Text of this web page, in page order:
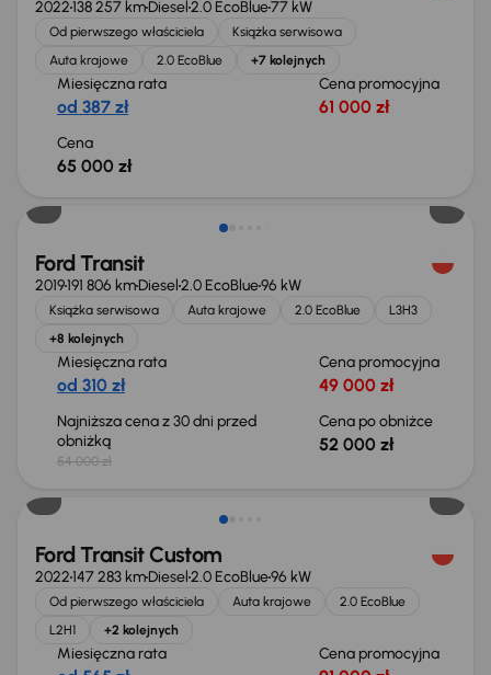
2022138 257 kmDiesel2.0 EcoBlue77 kW
Od pierwszego właściciela
Książka serwisowa
Auta krajowe
2.0 EcoBlue +7 kolejnych
Miesięczna rata
od 387 zł
Cena promocyjna
61 000 zł
Cena
65 000 zł
Taniej o 2 000 zł
Ford Transit
2019191 806 kmDiesel2.0 EcoBlue96 kW
Książka serwisowa Auta krajowe 2.0 EcoBlue
L3H3
+8 kolejnych
Miesięczna rata
od 310 zł
Cena promocyjna
49 000 zł
Najniższa cena z 30 dni przed
obniżką
54 000 zł
Cena po obniżce
52 000 zł
Możliwość odliczenia VAT
Ford Transit Custom
2022147 283 kmDiesel2.0 EcoBlue96 kW
Od pierwszego właściciela Auta krajowe
2.0 EcoBlue
L2H1
+2 kolejnych
Miesięczna rata Cena promocyjna